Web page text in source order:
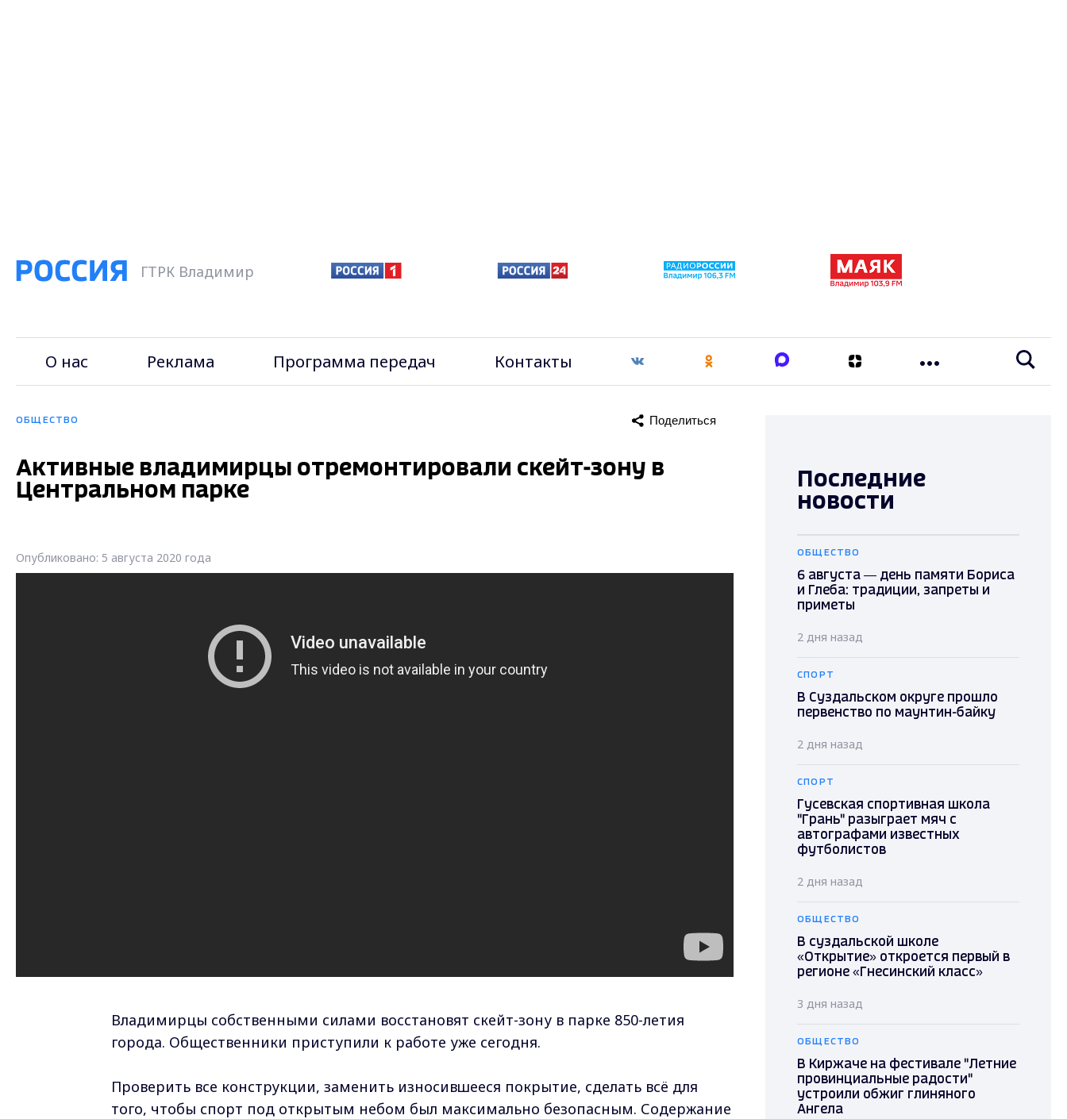
ГТРК Владимир
О нас Реклама Программа передач Контакты
ОБЩЕСТВО Поделиться
Активные владимирцы отремонтировали скейт-зону в
Центральном парке
Опубликовано: 5 августа 2020 года
Владимирцы собственными силами восстановят скейт-зону в парке 850-летия
города. Общественники приступили к работе уже сегодня.
Проверить все конструкции, заменить износившееся покрытие, сделать всё для
того, чтобы спорт под открытым небом был максимально безопасным. Содержание
Последние
новости
ОБЩЕСТВО
6 августа — день памяти Бориса
и Глеба: традиции, запреты и
приметы
2 дня назад
СПОРТ
В Суздальском округе прошло
первенство по маунтин-байку
2 дня назад
СПОРТ
Гусевская спортивная школа
"Грань" разыграет мяч с
автографами известных
футболистов
2 дня назад
ОБЩЕСТВО
В суздальской школе
«Открытие» откроется первый в
регионе «Гнесинский класс»
3 дня назад
ОБЩЕСТВО
В Киржаче на фестивале "Летние
провинциальные радости"
устроили обжиг глиняного
Ангела